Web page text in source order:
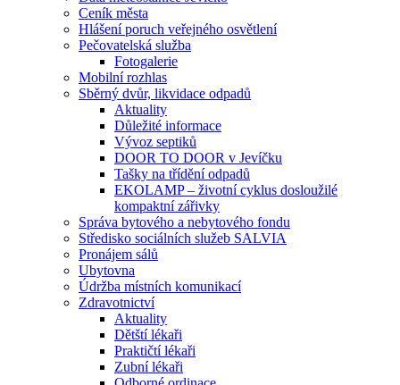
Ceník města
Hlášení poruch veřejného osvětlení
Pečovatelská služba
Fotogalerie
Mobilní rozhlas
Sběrný dvůr, likvidace odpadů
Aktuality
Důležité informace
Vývoz septiků
DOOR TO DOOR v Jevíčku
Tašky na třídění odpadů
EKOLAMP – životní cyklus dosloužilé
kompaktní zářivky
Správa bytového a nebytového fondu
Středisko sociálních služeb SALVIA
Pronájem sálů
Ubytovna
Údržba místních komunikací
Zdravotnictví
Aktuality
Dětští lékaři
Praktičtí lékaři
Zubní lékaři